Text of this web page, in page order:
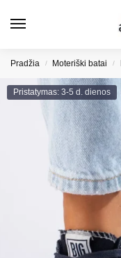
Pradžia / Moteriški batai /
Pristatymas: 3-5 d. dienos